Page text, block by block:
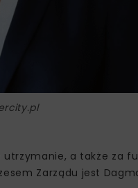
a także za
Zarządu jest